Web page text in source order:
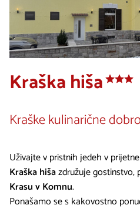
Kraška hiša
Kraške kulinarične
Uživajte v pristnih jedeh v
Kraška hišazdružuje gostinstvo,
Krasu v Komnu.
Ponašamo se s kakovostno